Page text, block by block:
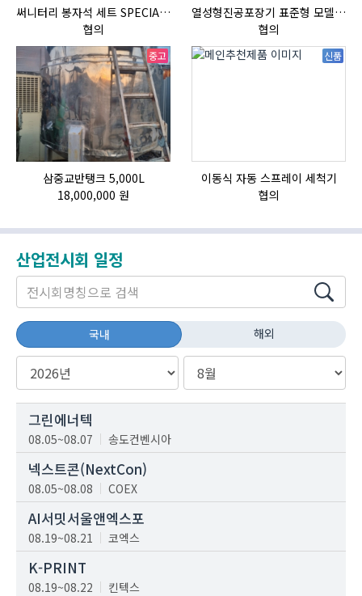
써니터리 봉자석 세트 SPECIAL , 봉자석 , 자석봉 , 호퍼용자석 , 전자석
협의
열성형진공포장기 표준형 모델 OMNIVAC S-200
협의
중고
삼중교반탱크 5,000L
18,000,000 원
신품
이동식 자동 스프레이 세척기
협의
산업전시회 일정
국내 해외
그린에너텍
08.05~08.07 송도컨벤시아
넥스트콘(NextCon)
08.05~08.08 COEX
AI서밋서울앤엑스포
08.19~08.21 코엑스
K-PRINT
08.19~08.22 킨텍스